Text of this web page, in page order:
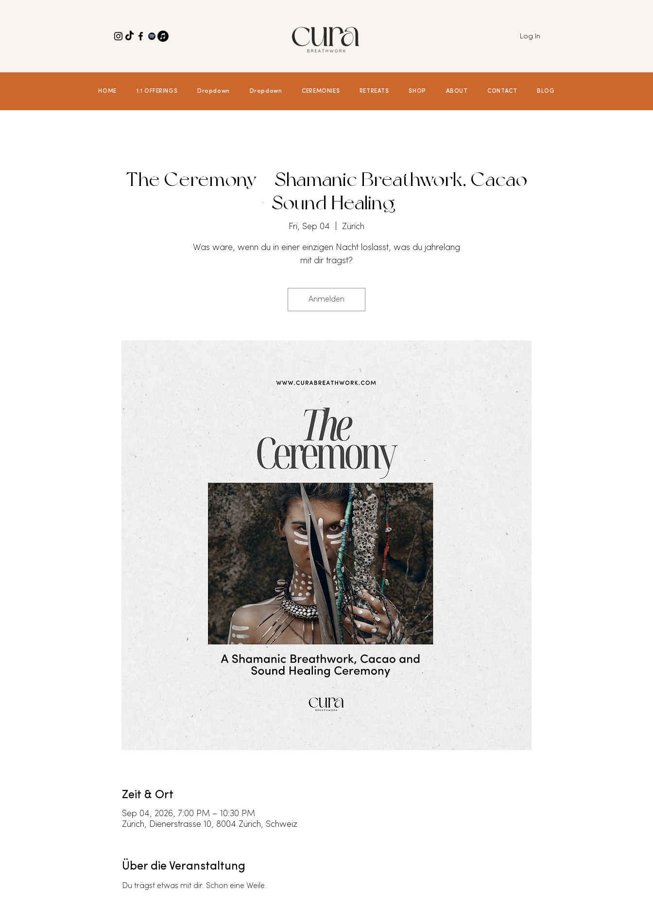
Log In
HOME 1:1 OFFERINGS Dropdown Dropdown CEREMONIES RETREATS SHOP ABOUT CONTACT BLOG
The Ceremony - Shamanic Breathwork, Cacao
+ Sound Healing
Fri, Sep 04 Zürich
Was wäre, wenn du in einer einzigen Nacht loslässt, was du jahrelang
mit dir trägst?
Anmelden
Zeit & Ort
Sep 04, 2026, 7:00 PM – 10:30 PM
Zürich, Dienerstrasse 10, 8004 Zürich, Schweiz
Über die Veranstaltung
Du trägst etwas mit dir. Schon eine Weile.